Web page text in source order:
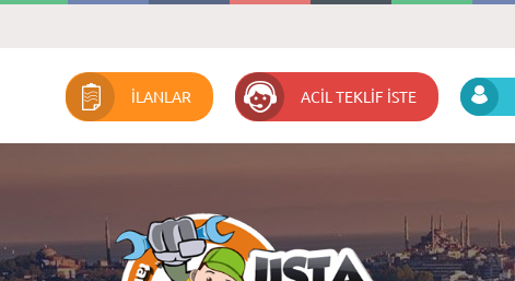
İLANLAR ACİL TEKLİF İSTE